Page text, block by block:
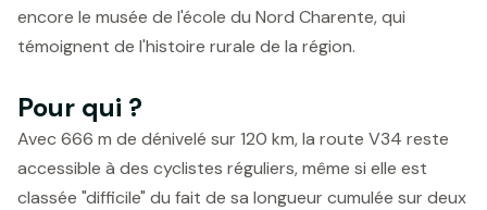
encore le musée de l'école du Nord Charente, qui
témoignent de l'histoire rurale de la région.
Pour qui ?
Avec 666 m de dénivelé sur 120 km, la route V34 reste
accessible à des cyclistes réguliers, même si elle est
classée "difficile" du fait de sa longueur cumulée sur deux